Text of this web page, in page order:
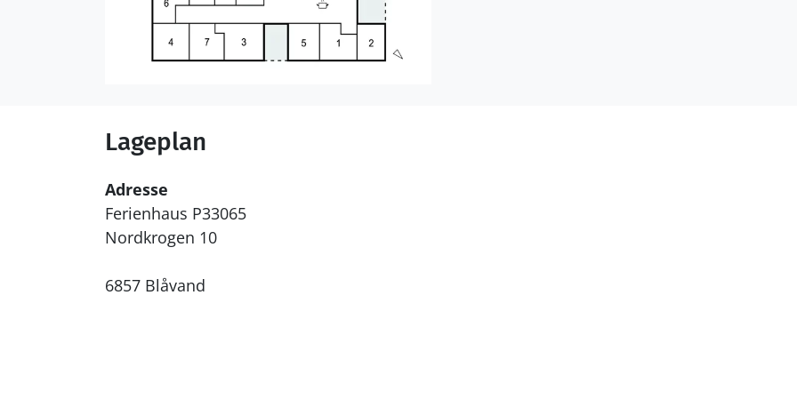
Lageplan
Adresse
Ferienhaus P33065
Nordkrogen 10
6857 Blåvand